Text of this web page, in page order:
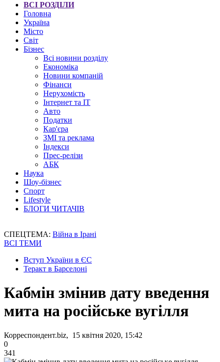
ВСІ РОЗДІЛИ
Головна
Україна
Місто
Світ
Бізнес
Всі новини розділу
Економіка
Новини компаній
Фінанси
Нерухомість
Інтернет та IT
Авто
Податки
Кар'єра
ЗМІ та реклама
Індекси
Прес-релізи
АБК
Наука
Шоу-бізнес
Спорт
Lifestyle
БЛОГИ ЧИТАЧІВ
СПЕЦТЕМА: Війна в Ірані
ВСІ ТЕМИ
Вступ України в ЄС
Теракт в Барселоні
Кабмін змінив дату введення
мита на російське вугілля
Корреспондент.biz, 15 квітня 2020, 15:42
0
341